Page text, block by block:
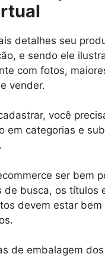
detalhes seu
e sendo ele
com fotos,
vender.
você
em categorias e
ser bem
de busca, os títulos
devem estar
de embalagem